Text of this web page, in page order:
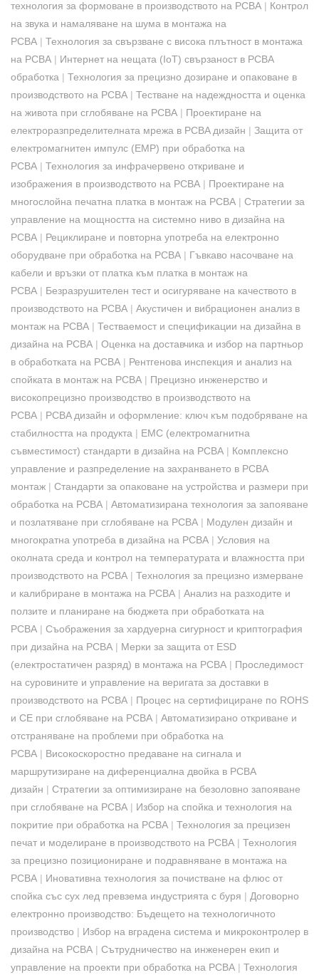
технология за формоване в производството на PCBA | Контрол
на звука и намаляване на шума в монтажа на
PCBA | Технология за свързване с висока плътност в монтажа
на PCBA | Интернет на нещата (IoT) свързаност в PCBA
обработка | Технология за прецизно дозиране и опаковане в
производството на PCBA | Тестване на надеждността и оценка
на живота при сглобяване на PCBA | Проектиране на
електроразпределителната мрежа в PCBA дизайн | Защита от
електромагнитен импулс (EMP) при обработка на
PCBA | Технология за инфрачервено откриване и
изображения в производството на PCBA | Проектиране на
многослойна печатна платка в монтаж на PCBA | Стратегии за
управление на мощността на системно ниво в дизайна на
PCBA | Рециклиране и повторна употреба на електронно
оборудване при обработка на PCBA | Гъвкаво насочване на
кабели и връзки от платка към платка в монтаж на
PCBA | Безразрушителен тест и осигуряване на качеството в
производството на PCBA | Акустичен и вибрационен анализ в
монтаж на PCBA | Тестваемост и спецификации на дизайна в
дизайна на PCBA | Оценка на доставчика и избор на партньор
в обработката на PCBA | Рентгенова инспекция и анализ на
спойката в монтаж на PCBA | Прецизно инженерство и
високопрецизно производство в производството на
PCBA | PCBA дизайн и оформление: ключ към подобряване на
стабилността на продукта | EMC (електромагнитна
съвместимост) стандарти в дизайна на PCBA | Комплексно
управление и разпределение на захранването в PCBA
монтаж | Стандарти за опаковане на устройства и размери при
обработка на PCBA | Автоматизирана технология за запояване
и позлатяване при сглобяване на PCBA | Модулен дизайн и
многократна употреба в дизайна на PCBA | Условия на
околната среда и контрол на температурата и влажността при
производството на PCBA | Технология за прецизно измерване
и калибриране в монтажа на PCBA | Анализ на разходите и
ползите и планиране на бюджета при обработката на
PCBA | Съображения за хардуерна сигурност и криптография
при дизайна на PCBA | Мерки за защита от ESD
(електростатичен разряд) в монтажа на PCBA | Проследимост
на суровините и управление на веригата за доставки в
производството на PCBA | Процес на сертифициране по ROHS
и CE при сглобяване на PCBA | Автоматизирано откриване и
отстраняване на проблеми при обработка на
PCBA | Високоскоростно предаване на сигнала и
маршрутизиране на диференциална двойка в PCBA
дизайн | Стратегии за оптимизиране на безоловно запояване
при сглобяване на PCBA | Избор на спойка и технология на
покритие при обработка на PCBA | Технология за прецизен
печат и моделиране в производството на PCBA | Технология
за прецизно позициониране и подравняване в монтажа на
PCBA | Иновативна технология за почистване на флюс от
спойка със сух лед превзема индустрията с буря | Договорно
електронно производство: Бъдещето на технологичното
производство | Избор на вградена система и микроконтролер в
дизайна на PCBA | Сътрудничество на инженерен екип и
управление на проекти при обработка на PCBA | Технология